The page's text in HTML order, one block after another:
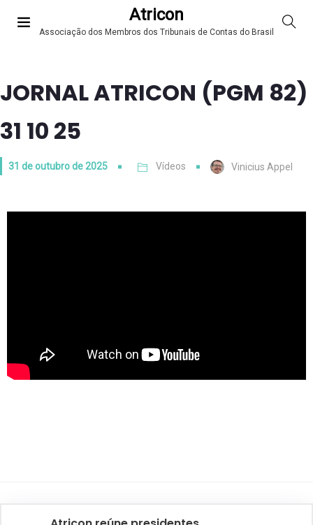
Atricon
Associação dos Membros dos Tribunais de Contas do Brasil
JORNAL ATRICON (PGM 82)
31 10 25
31 de outubro de 2025 Vídeos Vinicius Appel